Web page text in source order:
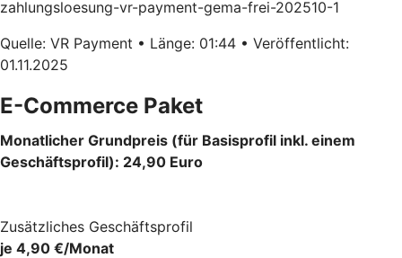
zahlungsloesung-vr-payment-gema-frei-202510-1
Quelle: VR Payment • Länge: 01:44 • Veröffentlicht:
01.11.2025
E-Commerce Paket
Monatlicher Grundpreis (für Basisprofil inkl. einem
Geschäftsprofil): 24,90 Euro
Zusätzliches Geschäftsprofil
je 4,90 €/Monat